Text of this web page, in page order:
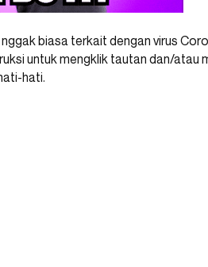
biasa terkait dengan virus
untuk mengklik tautan dan/atau
hati.